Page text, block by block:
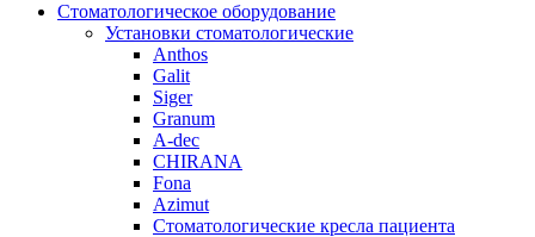
Стоматологическое оборудование
Установки стоматологические
Anthos
Galit
Siger
Granum
A-dec
CHIRANA
Fona
Azimut
Стоматологические кресла пациента